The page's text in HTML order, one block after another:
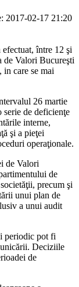
2017-02-17 21:20
între 12 şi
de Valori Bucureşti
care se mai
26 martie
serie de deficienţe
interne,
şi a pieţei
operaţionale.
de Valori
de
precum şi
unui plan de
a unui audit
periodic pot fi
Deciziile
de